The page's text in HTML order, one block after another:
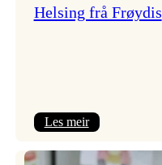
Helsing frå Frøydis
Les meir:
frå